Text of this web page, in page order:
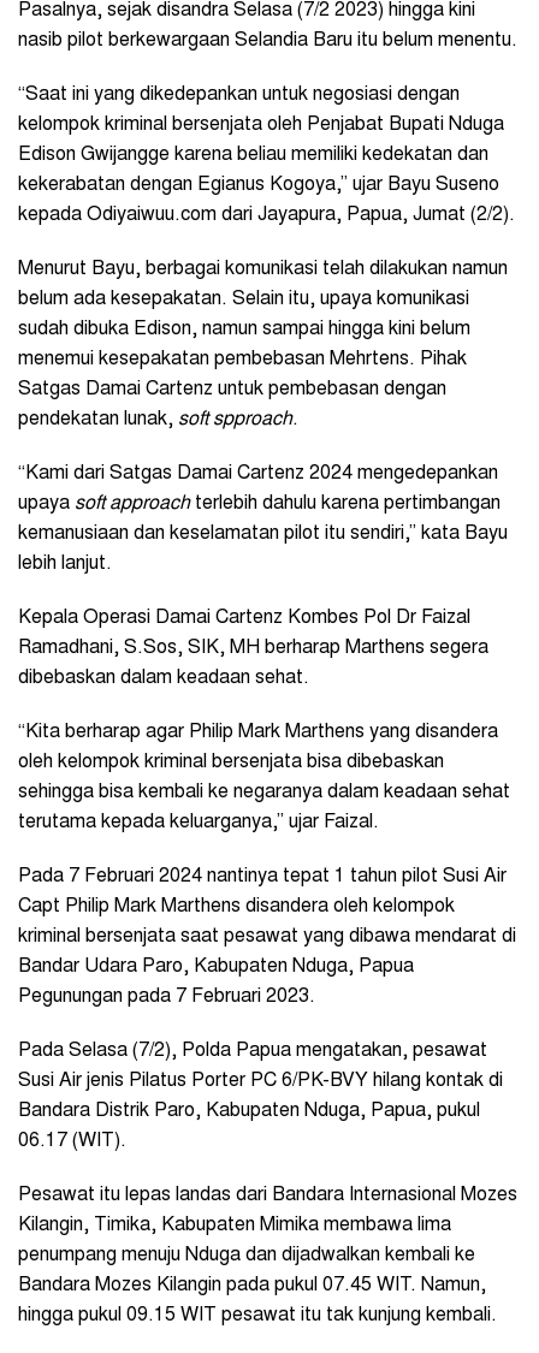
Pasalnya, sejak disandra Selasa (7/2 2023) hingga kini
nasib pilot berkewargaan Selandia Baru itu belum menentu.
“Saat ini yang dikedepankan untuk negosiasi dengan
kelompok kriminal bersenjata oleh Penjabat Bupati Nduga
Edison Gwijangge karena beliau memiliki kedekatan dan
kekerabatan dengan Egianus Kogoya,” ujar Bayu Suseno
kepada Odiyaiwuu.com dari Jayapura, Papua, Jumat (2/2).
Menurut Bayu, berbagai komunikasi telah dilakukan namun
belum ada kesepakatan. Selain itu, upaya komunikasi
sudah dibuka Edison, namun sampai hingga kini belum
menemui kesepakatan pembebasan Mehrtens. Pihak
Satgas Damai Cartenz untuk pembebasan dengan
pendekatan lunak, soft spproach.
“Kami dari Satgas Damai Cartenz 2024 mengedepankan
upaya soft approachterlebih dahulu karena pertimbangan
kemanusiaan dan keselamatan pilot itu sendiri,” kata Bayu
lebih lanjut.
Kepala Operasi Damai Cartenz Kombes Pol Dr Faizal
Ramadhani, S.Sos, SIK, MH berharap Marthens segera
dibebaskan dalam keadaan sehat.
“Kita berharap agar Philip Mark Marthens yang disandera
oleh kelompok kriminal bersenjata bisa dibebaskan
sehingga bisa kembali ke negaranya dalam keadaan sehat
terutama kepada keluarganya,” ujar Faizal.
Pada 7 Februari 2024 nantinya tepat 1 tahun pilot Susi Air
Capt Philip Mark Marthens disandera oleh kelompok
kriminal bersenjata saat pesawat yang dibawa mendarat di
Bandar Udara Paro, Kabupaten Nduga, Papua
Pegunungan pada 7 Februari 2023.
Pada Selasa (7/2), Polda Papua mengatakan, pesawat
Susi Air jenis Pilatus Porter PC 6/PK-BVY hilang kontak di
Bandara Distrik Paro, Kabupaten Nduga, Papua, pukul
06.17 (WIT).
Pesawat itu lepas landas dari Bandara Internasional Mozes
Kilangin, Timika, Kabupaten Mimika membawa lima
penumpang menuju Nduga dan dijadwalkan kembali ke
Bandara Mozes Kilangin pada pukul 07.45 WIT. Namun,
hingga pukul 09.15 WIT pesawat itu tak kunjung kembali.